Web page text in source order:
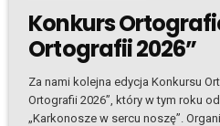
Konkurs
Ortografii 2026”
Za nami kolejna edycja Konkursu
Ortografii 2026”, który w tym roku
„Karkonosze w sercu noszę”.